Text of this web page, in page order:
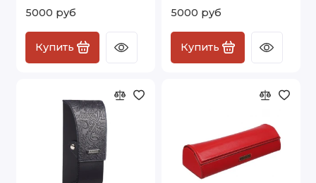
5000 руб
Купить
5000 руб
Купить